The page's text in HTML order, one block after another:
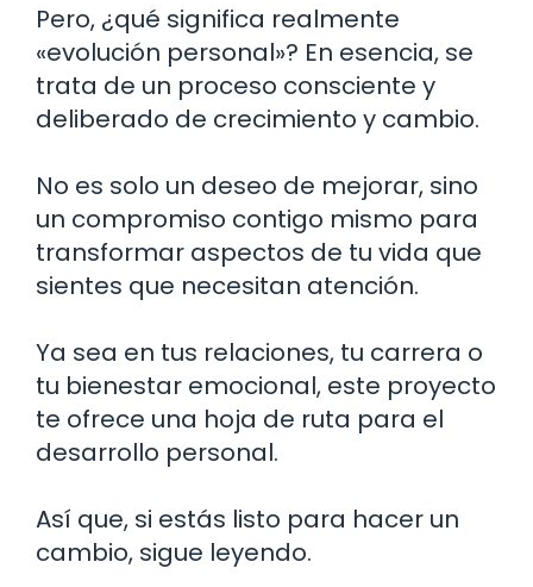
Pero, ¿qué significa realmente
«evolución personal»? En esencia, se
trata de un proceso consciente y
deliberado de crecimiento y cambio.
No es solo un deseo de mejorar, sino
un compromiso contigo mismo para
transformar aspectos de tu vida que
sientes que necesitan atención.
Ya sea en tus relaciones, tu carrera o
tu bienestar emocional, este proyecto
te ofrece una hoja de ruta para el
desarrollo personal.
Así que, si estás listo para hacer un
cambio, sigue leyendo.